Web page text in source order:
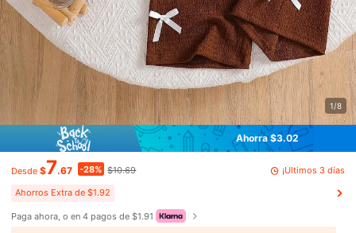
1/8
Ahorra $3.02
Desde $7.67 -28% $10.69 ¡Últimos 3 días
Ahorros Extra de $1.92
Paga ahora, o en 4 pagos de $1.91